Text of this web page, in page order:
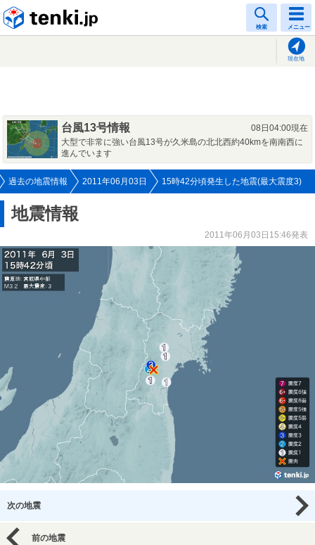
検索 メニュー
現在地
台風13号情報
08日04:00現在
大型で非常に強い台風13号が久米島の北北西約40kmを南南西に
進んでいます
過去の地震情報 2011年06月03日 15時42分頃発生した地震(最大震度3)
地震情報
2011年06月03日15:46発表
次の地震
前の地震